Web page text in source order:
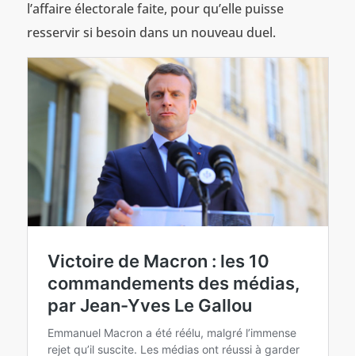
l’affaire électorale faite, pour qu’elle puisse
resservir si besoin dans un nouveau duel.